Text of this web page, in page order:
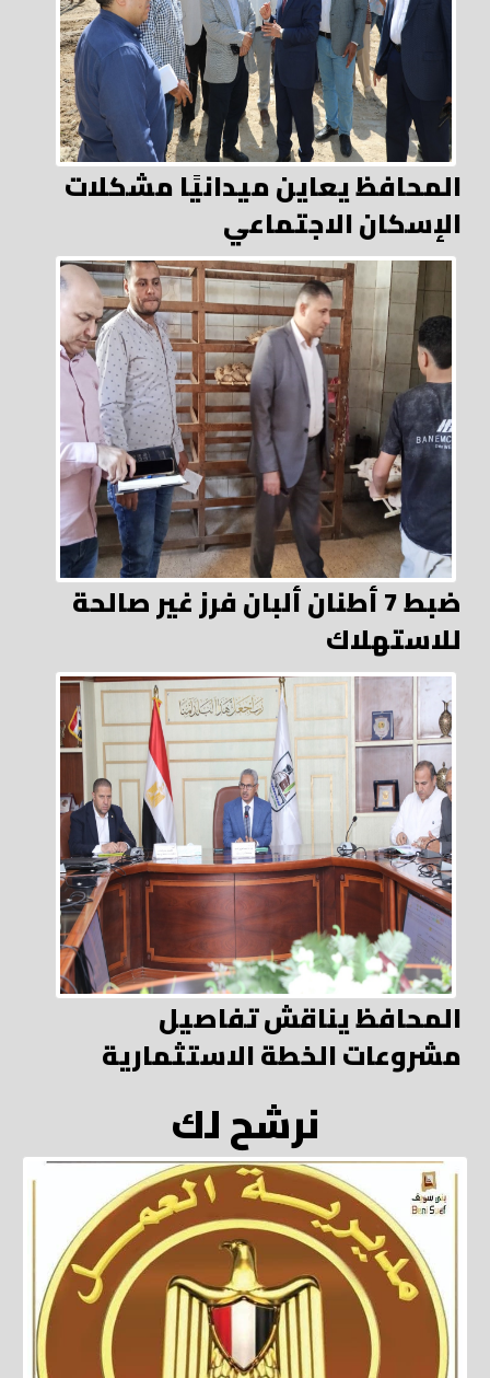
المحافظ يعاين ميدانيًا مشكلات
الإسكان الاجتماعي
ضبط 7 أطنان ألبان فرز غير صالحة
للاستهلاك
المحافظ يناقش تفاصيل
مشروعات الخطة الاستثمارية
نرشح لك